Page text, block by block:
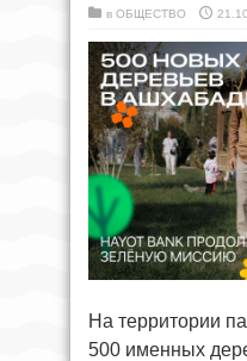
в ОБЩЕСТВО
На территории
500 именных